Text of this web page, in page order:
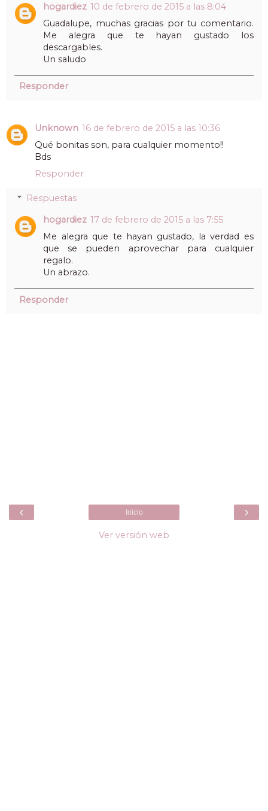
hogardiez 10 de febrero de 2015 a las 8:04
Guadalupe, muchas gracias por tu comentario.
Me alegra que te hayan gustado los
descargables.
Un saludo
Responder
Unknown 16 de febrero de 2015 a las 10:36
Qué bonitas son, para cualquier momento!!
Bds
Responder
Respuestas
hogardiez 17 de febrero de 2015 a las 7:55
Me alegra que te hayan gustado, la verdad es
que se pueden aprovechar para cualquier
regalo.
Un abrazo.
Responder
‹ ›
Inicio
Ver versión web